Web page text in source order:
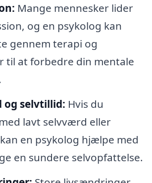
Mange mennesker lider
og en psykolog kan
gennem terapi og
til at forbedre din mentale
og selvtillid: Hvis du
lavt selvværd eller
en psykolog hjælpe med
en sundere selvopfattelse.